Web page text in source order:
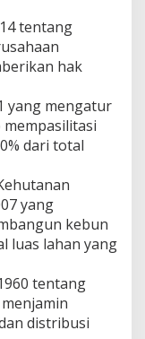
tentang
hak
yang mengatur
mempasilitasi
dari total
yang
kebun
luas lahan yang
tentang
distribusi